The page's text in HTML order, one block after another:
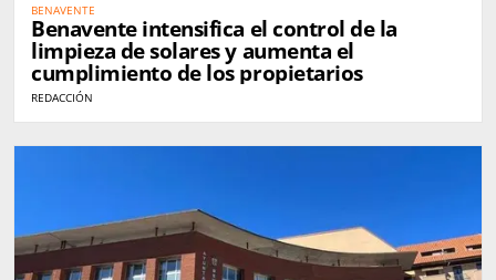
BENAVENTE
Benavente intensifica el control de la
limpieza de solares y aumenta el
cumplimiento de los propietarios
REDACCIÓN